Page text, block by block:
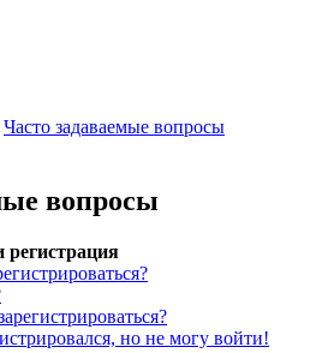
Часто задаваемые вопросы
вопросы
но не могу войти!